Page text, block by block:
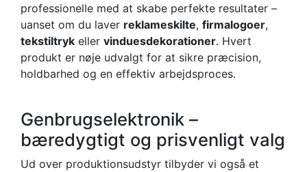
professionelle med at skabe perfekte resultater –
uanset om du laver reklameskilte, firmalogoer,
tekstiltryk eller vinduesdekorationer. Hvert
produkt er nøje udvalgt for at sikre præcision,
holdbarhed og en effektiv arbejdsproces.
Genbrugselektronik –
bæredygtigt og prisvenligt valg
Ud over produktionsudstyr tilbyder vi også et